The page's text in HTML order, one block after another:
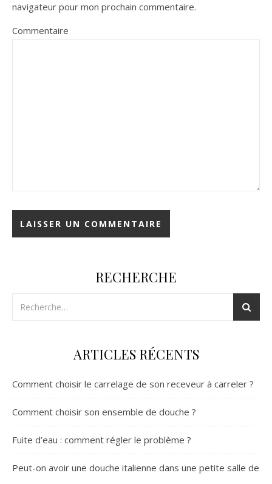
navigateur pour mon prochain commentaire.
Commentaire
RECHERCHE
ARTICLES RÉCENTS
Comment choisir le carrelage de son receveur à carreler ?
Comment choisir son ensemble de douche ?
Fuite d’eau : comment régler le problème ?
Peut-on avoir une douche italienne dans une petite salle de